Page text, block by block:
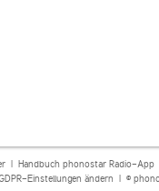
| Handbuch phonostar Radio-App
Einstellungen ändern | ©